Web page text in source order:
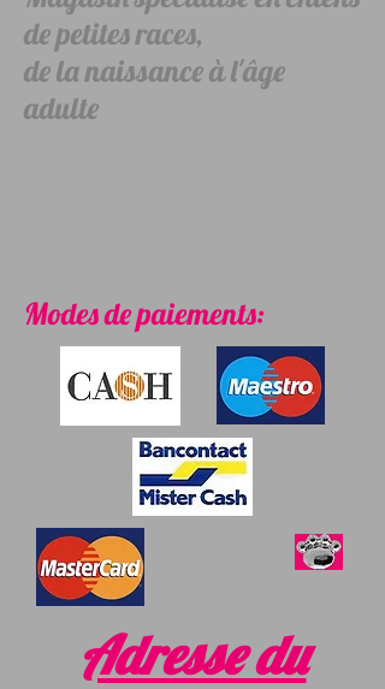
de petites races,
de la naissance à l'âge
adulte
Modes de paiements:
Adresse du